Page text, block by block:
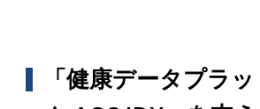
「健康データプラ